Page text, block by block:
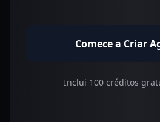
Comece a Criar
Inclui 100 créditos